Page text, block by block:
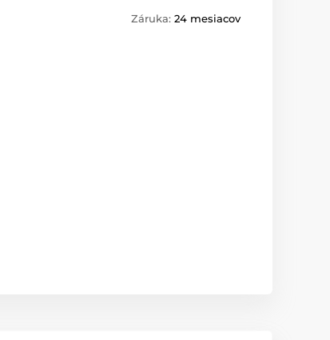
Záruka: 24 mesiacov